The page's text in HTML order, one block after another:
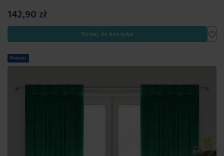
142,90 zł
Dodaj do koszyka
Nowość